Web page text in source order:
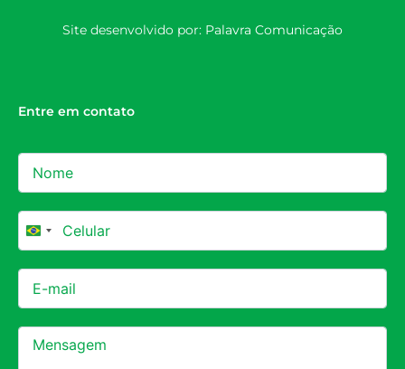
Site desenvolvido por: Palavra Comunicação
Entre em contato
Brazil +55